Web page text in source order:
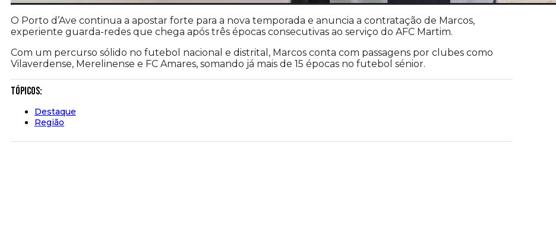
O Porto d’Ave continua a apostar forte para a nova temporada e anuncia a contratação de Marcos,
experiente guarda-redes que chega após três épocas consecutivas ao serviço do AFC Martim.
Com um percurso sólido no futebol nacional e distrital, Marcos conta com passagens por clubes como
Vilaverdense, Merelinense e FC Amares, somando já mais de 15 épocas no futebol sénior.
Tópicos:
Destaque
Região